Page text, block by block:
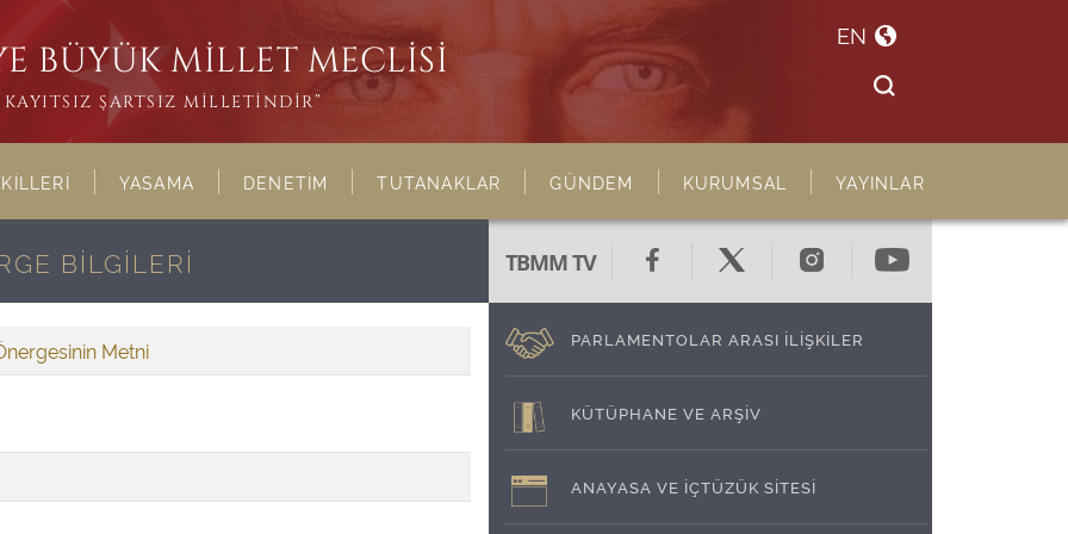
BÜYÜK MİLLET MECLİSİ
ŞARTSIZ MİLLETİNDİR”
EN
YASAMA DENETİM TUTANAKLAR GÜNDEM KURUMSAL YAYINLAR
BİLGİLERİ
Metni
TBMM TV
PARLAMENTOLAR ARASI İLİŞKİLER
KÜTÜPHANE VE ARŞİV
ANAYASA VE İÇTÜZÜK SİTESİ